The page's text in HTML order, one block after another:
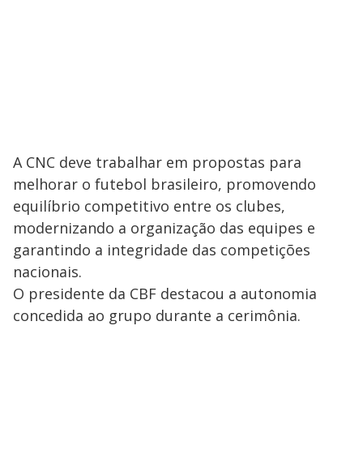
A CNC deve trabalhar em propostas para
melhorar o futebol brasileiro, promovendo
equilíbrio competitivo entre os clubes,
modernizando a organização das equipes e
garantindo a integridade das competições
nacionais.
O presidente da CBF destacou a autonomia
concedida ao grupo durante a cerimônia.